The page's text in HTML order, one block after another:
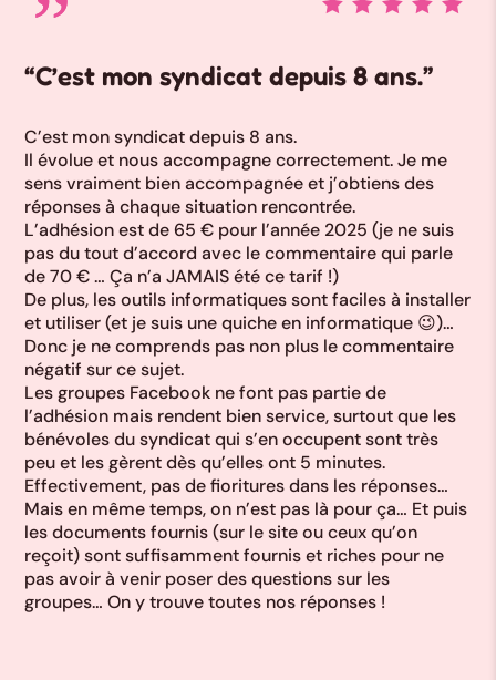
“C’est mon syndicat depuis 8 ans.”
C’est mon syndicat depuis 8 ans.
Il évolue et nous accompagne correctement. Je me
sens vraiment bien accompagnée et j’obtiens des
réponses à chaque situation rencontrée.
L’adhésion est de 65 € pour l’année 2025 (je ne suis
pas du tout d’accord avec le commentaire qui parle
de 70 € … Ça n’a JAMAIS été ce tarif !)
De plus, les outils informatiques sont faciles à installer
et utiliser (et je suis une quiche en informatique 😉)…
Donc je ne comprends pas non plus le commentaire
négatif sur ce sujet.
Les groupes Facebook ne font pas partie de
l’adhésion mais rendent bien service, surtout que les
bénévoles du syndicat qui s’en occupent sont très
peu et les gèrent dès qu’elles ont 5 minutes.
Effectivement, pas de fioritures dans les réponses…
Mais en même temps, on n’est pas là pour ça… Et puis
les documents fournis (sur le site ou ceux qu’on
reçoit) sont suffisamment fournis et riches pour ne
pas avoir à venir poser des questions sur les
groupes… On y trouve toutes nos réponses !